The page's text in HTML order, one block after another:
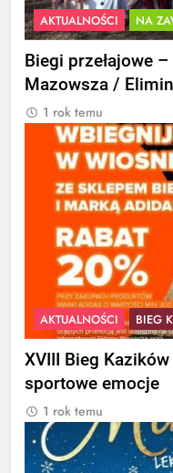
AKTUALNOŚCI NA
Biegi przełajowe
Mazowsza /
1 rok temu
AKTUALNOŚCI BIEG
XVIII Bieg
sportowe emocje
1 rok temu